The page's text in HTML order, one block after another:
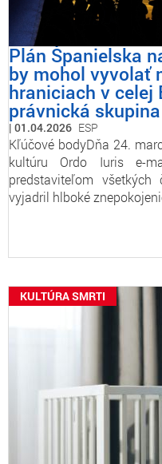
Plán Španielska
by mohol vyvolať
hraniciach v celej
právnická skupina
01.04.2026 ESP
Kľúčové bodyDňa 24.
kultúru Ordo Iuris e-
predstaviteľom
vyjadril hlboké
KULTÚRA SMRTI